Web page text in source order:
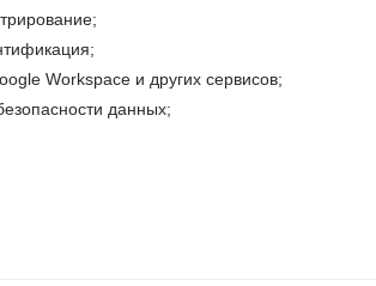
Workspace и других сервисов;
данных;